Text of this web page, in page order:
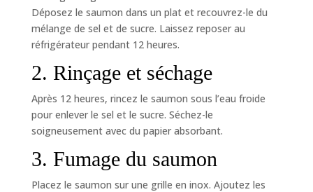
Déposez le saumon dans un plat et recouvrez-le du
mélange de sel et de sucre. Laissez reposer au
réfrigérateur pendant 12 heures.
2. Rinçage et séchage
Après 12 heures, rincez le saumon sous l’eau froide
pour enlever le sel et le sucre. Séchez-le
soigneusement avec du papier absorbant.
3. Fumage du saumon
Placez le saumon sur une grille en inox. Ajoutez les